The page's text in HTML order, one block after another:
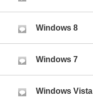
Windows 8
Windows 7
Windows Vista